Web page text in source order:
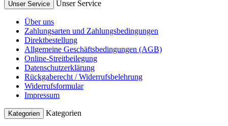
Unser Service Unser Service
Über uns
Zahlungsarten und Zahlungsbedingungen
Direktbestellung
Allgemeine Geschäftsbedingungen (AGB)
Online-Streitbeilegung
Datenschutzerklärung
Rückgaberecht / Widerrufsbelehrung
Widerrufsformular
Impressum
Kategorien Kategorien